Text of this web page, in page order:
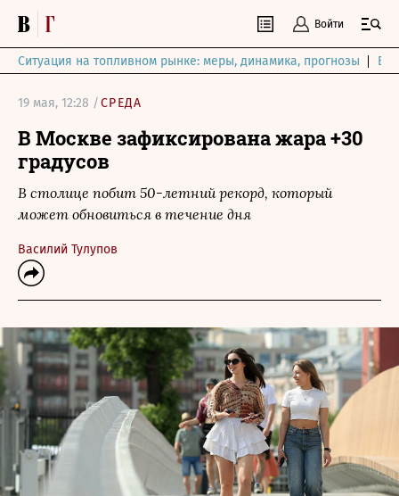
Войти
Ситуация на топливном рынке: меры, динамика, прогнозы
19 мая, 12:28 /СРЕДА
В Москве зафиксирована жара +30
градусов
В столице побит 50-летний рекорд, который
может обновиться в течение дня
Василий Тулупов